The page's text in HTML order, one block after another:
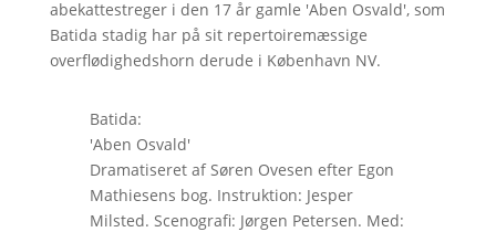
abekattestreger i den 17 år gamle 'Aben Osvald', som
Batida stadig har på sit repertoiremæssige
overflødighedshorn derude i København NV.
Batida:
'Aben Osvald'
Dramatiseret af Søren Ovesen efter Egon
Mathiesens bog. Instruktion: Jesper
Milsted. Scenografi: Jørgen Petersen. Med: